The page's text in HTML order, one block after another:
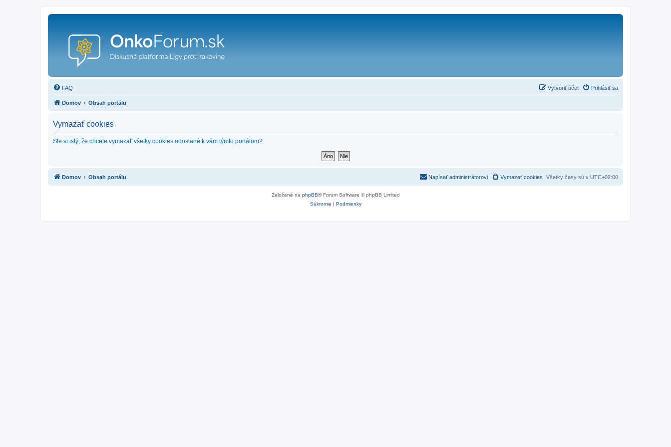
FAQ Prihlásiť sa
Vytvoriť účet
Domov Obsah portálu
Vymazať cookies
Ste si istý, že chcete vymazať všetky cookies odoslané k vám týmto portálom?
Domov Obsah portálu Všetky časy sú v UTC+02:00
Vymazať cookies
Napísať administrátorovi
Založené na phpBB® Forum Software © phpBB Limited
Súkromie | Podmienky